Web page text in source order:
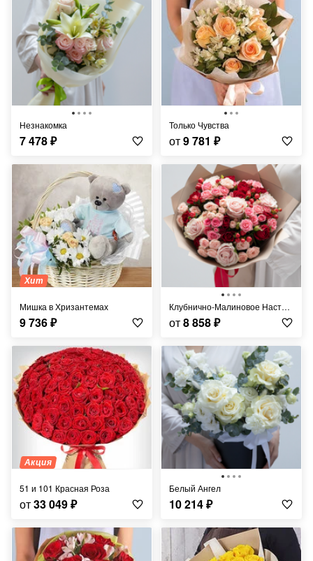
Незнакомка
7 478₽
Только Чувства
от9 781 ₽
Хит
Мишка в Хризантемах
9 736₽
Клубнично-Малиновое Настроение
от8 858₽
Акция
51 и 101 Красная Роза
от33 049₽
Белый Ангел
10 214₽